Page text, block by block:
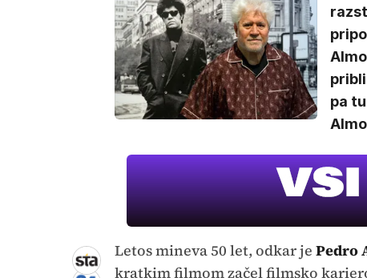
pa
Letos mineva 50 let, odkar je Pedro
kratkim filmom začel filmsko